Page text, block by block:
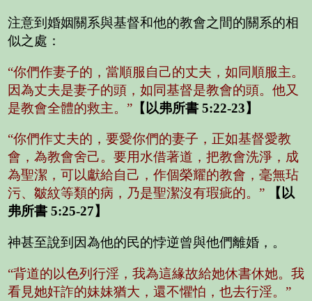
注意到婚姻關系與基督和他的教會之間的關系的相
似之處：
“你們作妻子的，當順服自己的丈夫，如同順服主。
因為丈夫是妻子的頭，如同基督是教會的頭。他又
是教會全體的救主。” 【以弗所書 5:22-23】
“你們作丈夫的，要愛你們的妻子，正如基督愛教
會，為教會舍己。要用水借著道，把教會洗淨，成
為聖潔，可以獻給自己，作個榮耀的教會，毫無玷
污、皺紋等類的病，乃是聖潔沒有瑕疵的。”
【以
弗所書 5:25-27】
神甚至說到因為他的民的悖逆曾與他們離婚，。
“背道的以色列行淫，我為這緣故給她休書休她。我
看見她奸詐的妹妹猶大，還不懼怕，也去行淫。”